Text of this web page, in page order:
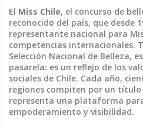
El Miss Chile, el concurso de
reconocido del país, que desde
representante nacional para
competencias internacionales.
Selección Nacional de Belleza,
pasarela: es un reflejo de los
sociales de Chile. Cada año,
regiones compiten por un título
representa una plataforma
empoderamiento y visibilidad.